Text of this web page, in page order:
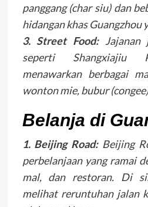
panggang (char siu) dan
hidangan khas Guangzhou
3. Street Food:Jajanan
seperti Shangxiajiu
menawarkan berbagai
wonton mie, bubur
Belanja di
1. Beijing Road:Beijing
perbelanjaan yang ramai
mal, dan restoran. Di
melihat reruntuhan jalan